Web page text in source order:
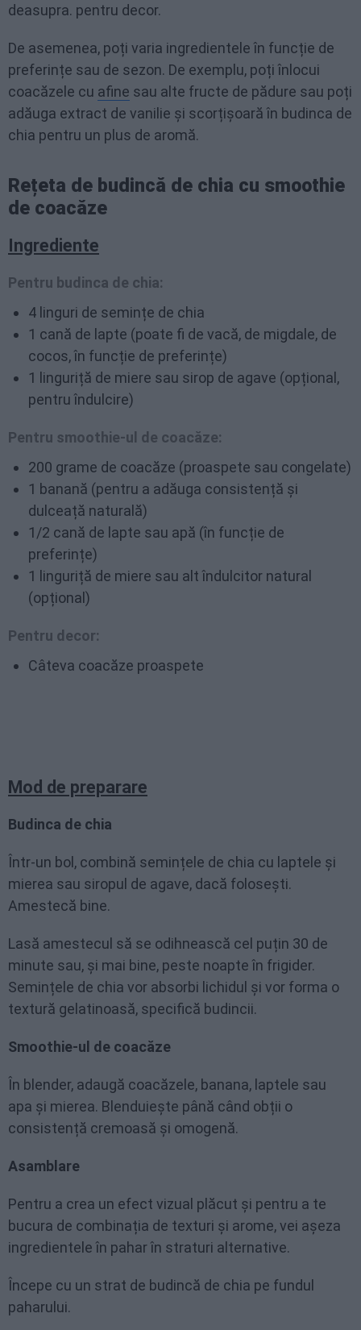
deasupra. pentru decor.
De asemenea, poți varia ingredientele în funcție de
preferințe sau de sezon. De exemplu, poți înlocui
coacăzele cu afine sau alte fructe de pădure sau poți
adăuga extract de vanilie și scorțișoară în budinca de
chia pentru un plus de aromă.
Rețeta de budincă de chia cu smoothie
de coacăze
Ingrediente
Pentru budinca de chia:
4 linguri de semințe de chia
1 cană de lapte (poate fi de vacă, de migdale, de
cocos, în funcție de preferințe)
1 linguriță de miere sau sirop de agave (opțional,
pentru îndulcire)
Pentru smoothie-ul de coacăze:
200 grame de coacăze (proaspete sau congelate)
1 banană (pentru a adăuga consistență și
dulceață naturală)
1/2 cană de lapte sau apă (în funcție de
preferințe)
1 linguriță de miere sau alt îndulcitor natural
(opțional)
Pentru decor:
Câteva coacăze proaspete
Mod de preparare
Budinca de chia
Într-un bol, combină semințele de chia cu laptele și
mierea sau siropul de agave, dacă folosești.
Amestecă bine.
Lasă amestecul să se odihnească cel puțin 30 de
minute sau, și mai bine, peste noapte în frigider.
Semințele de chia vor absorbi lichidul și vor forma o
textură gelatinoasă, specifică budincii.
Smoothie-ul de coacăze
În blender, adaugă coacăzele, banana, laptele sau
apa și mierea. Blenduiește până când obții o
consistență cremoasă și omogenă.
Asamblare
Pentru a crea un efect vizual plăcut și pentru a te
bucura de combinația de texturi și arome, vei așeza
ingredientele în pahar în straturi alternative.
Începe cu un strat de budincă de chia pe fundul
paharului.